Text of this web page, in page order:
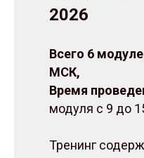
2026
Всего 6
МСК,
Время
модуля с 9 до
Тренинг